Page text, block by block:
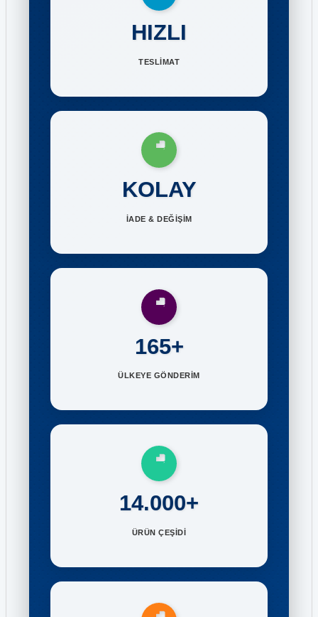
HIZLI
TESLİMAT
KOLAY
İADE & DEĞİŞİM
165+
ÜLKEYE GÖNDERİM
14.000+
ÜRÜN ÇEŞİDİ